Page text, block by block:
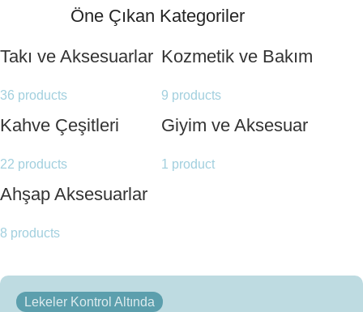
Öne Çıkan Kategoriler
Takı ve Aksesuarlar
36 products
Kozmetik ve Bakım
9 products
Kahve Çeşitleri
22 products
Giyim ve Aksesuar
1 product
Ahşap Aksesuarlar
8 products
Lekeler Kontrol Altında